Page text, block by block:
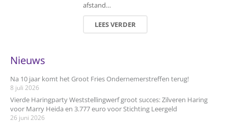
afstand…
LEES VERDER
Nieuws
Na 10 jaar komt het Groot Fries Ondernemerstreffen terug!
8 juli 2026
Vierde Haringparty Weststellingwerf groot succes: Zilveren Haring
voor Marry Heida en 3.777 euro voor Stichting Leergeld
26 juni 2026